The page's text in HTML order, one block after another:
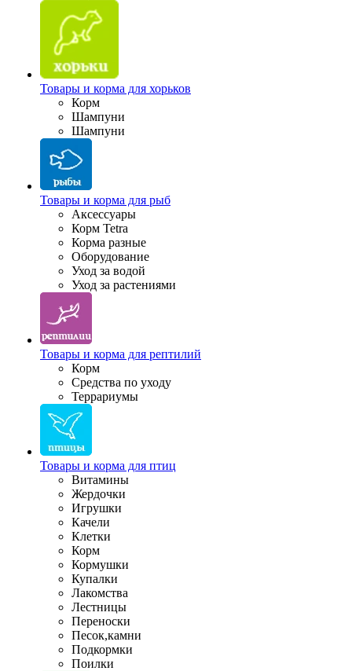
Товары и корма для хорьков
Корм
Шампуни
Шампуни
Товары и корма для рыб
Аксессуары
Корм Tetra
Корма разные
Оборудование
Уход за водой
Уход за растениями
Товары и корма для рептилий
Корм
Средства по уходу
Террариумы
Товары и корма для птиц
Витамины
Жердочки
Игрушки
Качели
Клетки
Корм
Кормушки
Купалки
Лакомства
Лестницы
Переноски
Песок,камни
Подкормки
Поилки